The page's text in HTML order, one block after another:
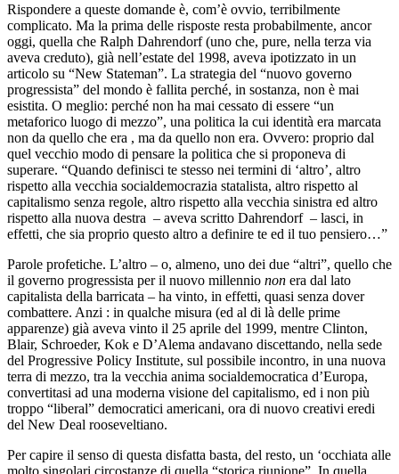
Rispondere a queste domande è, com’è ovvio, terribilmente
complicato. Ma la prima delle risposte resta probabilmente, ancor
oggi, quella che Ralph Dahrendorf (uno che, pure, nella terza via
aveva creduto), già nell’estate del 1998, aveva ipotizzato in un
articolo su “New Stateman”. La strategia del “nuovo governo
progressista” del mondo è fallita perché, in sostanza, non è mai
esistita. O meglio: perché non ha mai cessato di essere “un
metaforico luogo di mezzo”, una politica la cui identità era marcata
non da quello che era , ma da quello non era. Ovvero: proprio dal
quel vecchio modo di pensare la politica che si proponeva di
superare. “Quando definisci te stesso nei termini di ‘altro’, altro
rispetto alla vecchia socialdemocrazia statalista, altro rispetto al
capitalismo senza regole, altro rispetto alla vecchia sinistra ed altro
rispetto alla nuova destra – aveva scritto Dahrendorf – lasci, in
effetti, che sia proprio questo altro a definire te ed il tuo pensiero…”
Parole profetiche. L’altro – o, almeno, uno dei due “altri”, quello che
il governo progressista per il nuovo millennio non era dal lato
capitalista della barricata – ha vinto, in effetti, quasi senza dover
combattere. Anzi : in qualche misura (ed al di là delle prime
apparenze) già aveva vinto il 25 aprile del 1999, mentre Clinton,
Blair, Schroeder, Kok e D’Alema andavano discettando, nella sede
del Progressive Policy Institute, sul possibile incontro, in una nuova
terra di mezzo, tra la vecchia anima socialdemocratica d’Europa,
convertitasi ad una moderna visione del capitalismo, ed i non più
troppo “liberal” democratici americani, ora di nuovo creativi eredi
del New Deal rooseveltiano.
Per capire il senso di questa disfatta basta, del resto, un ‘occhiata alle
molto singolari circostanze di quella “storica riunione”. In quella